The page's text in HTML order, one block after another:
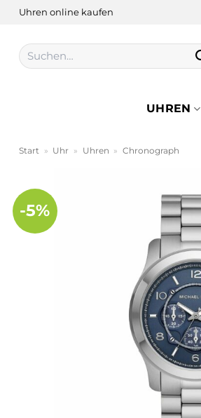
Zum
springen
Uhren online kaufen
Suchen
nach:
UHREN
Start » Uhr » Uhren » Chronograph
-5%